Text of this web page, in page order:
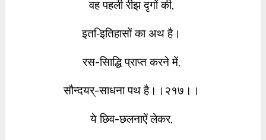
वह पहली रीझ दृगों की,
इत-िइतिहासों का अथ है।
रस-सिाद्धि प्राप्त करने में,
सौन्दयर्-साधना पथ है।।२१७।।
ये छिव-छलनाऐं लेकर,